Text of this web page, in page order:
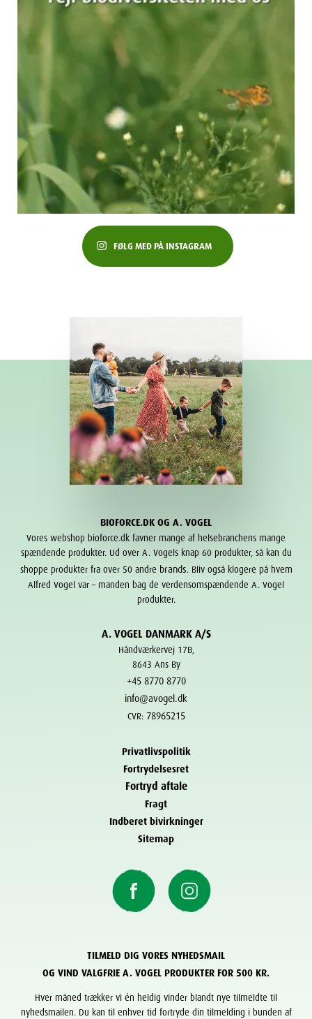
FØLG MED PÅ INSTAGRAM
BIOFORCE.DK OG A. VOGEL
Vores webshop bioforce.dk favner mange af helsebranchens mange
spændende produkter. Ud over A. Vogels knap 60 produkter, så kan du
shoppe produkter fra over 50 andre brands . Bliv også klogere på hvem
Alfred Vogel var – manden bag de verdensomspændende A. Vogel
produkter.
A. VOGEL DANMARK A/S
Håndværkervej 17B,
8643 Ans By
+45 8770 8770
info@avogel.dk
CVR: 78965215
Privatlivspolitik
Fortrydelsesret
Fortryd aftale
Fragt
Indberet bivirkninger
Sitemap
TILMELD DIG VORES NYHEDSMAIL
OG VIND VALGFRIE A. VOGEL PRODUKTER FOR 500 KR.
Hver måned trækker vi én heldig vinder blandt nye tilmeldte til
nyhedsmailen. Du kan til enhver tid fortryde din tilmelding i bunden af